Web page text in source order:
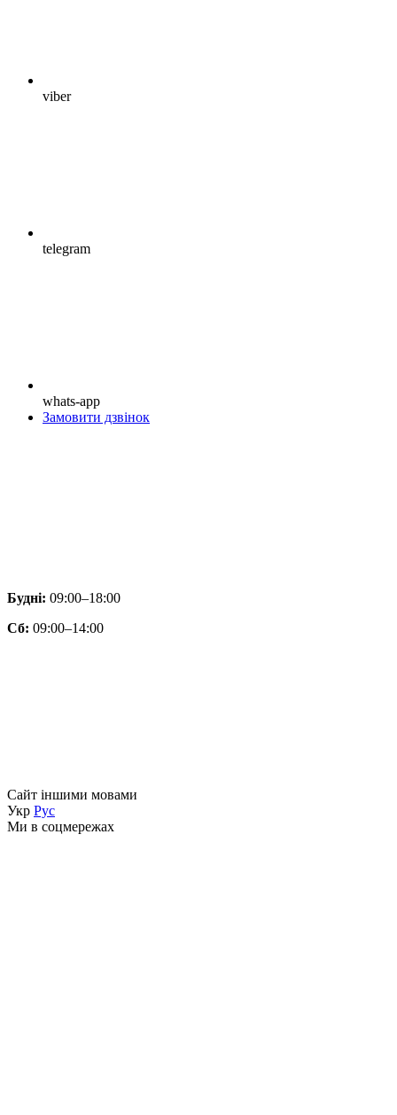
viber
telegram
whats-app
Замовити дзвінок
Будні: 09:00–18:00
Сб: 09:00–14:00
Сайт іншими мовами
Укр Рус
Ми в соцмережах